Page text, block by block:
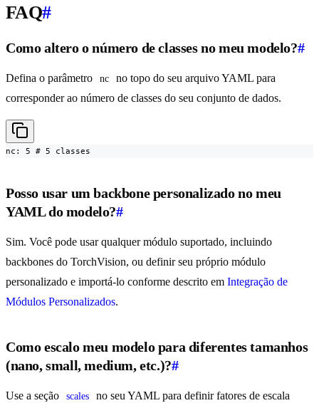
FAQ#
Como altero o número de classes no meu modelo?#
Defina o parâmetro nc
no topo do seu arquivo YAML para
corresponder ao número de classes do seu conjunto de dados.
nc: 5 # 5 classes
Posso usar um backbone personalizado no meu
YAML do modelo?#
Sim. Você pode usar qualquer módulo suportado, incluindo
backbones do TorchVision, ou definir seu próprio módulo
personalizado e importá-lo conforme descrito em Integração de
Módulos Personalizados.
Como escalo meu modelo para diferentes tamanhos
(nano, small, medium, etc.)?#
Use a seção scales no seu YAML para definir fatores de escala